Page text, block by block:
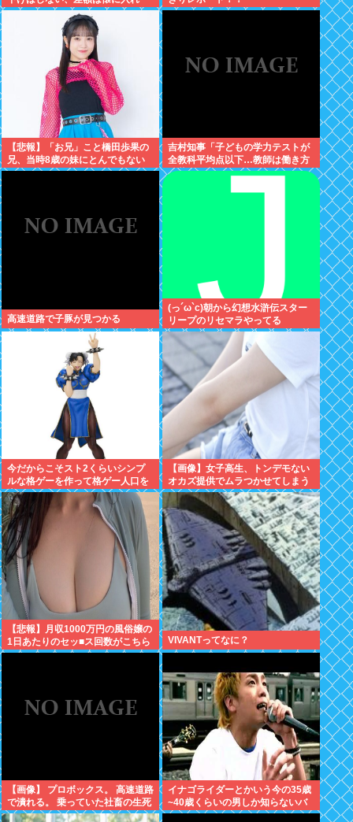
る」
【悲報】「お兄」こと橋田歩果の
兄、当時8歳の妹にとんでもない
ことを頼む
吉村知事「子どもの学力テストが
全教科平均点以下…教師は働き方
改革とか言ってないでどうにかし
高速道路で子豚が見つかる
(っ´ω`c)朝から幻想水滸伝スター
リープのリセマラやってる
今だからこそスト2くらいシンプ
ルな格ゲーを作って格ゲー人口を
増やした方がいいと思う
【画像】女子高生、トンデモない
オカズ提供でムラつかせてしまう
www
【悲報】月収1000万円の風俗嬢の
1日あたりのセッ■ス回数がこちら
VIVANTってなに？
【画像】 プロボックス。 高速道路
で潰れる。 乗っていた社畜の生死
不明
イナゴライダーとかいう今の35歳
~40歳くらいの男しか知らないバ
ンドwww